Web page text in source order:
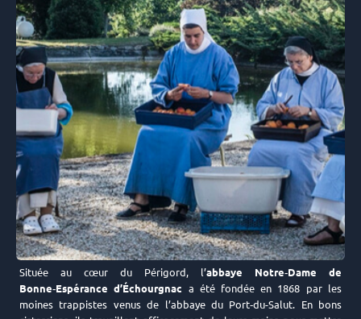
Située au cœur du Périgord, l’abbaye Notre‑Dame de
Bonne‑Espérance d’Échourgnac a été fondée en 1868 par les
moines trappistes venus de l’abbaye du Port‑du-Salut. En bons